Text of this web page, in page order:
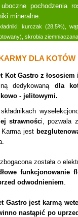
pochodzenia
mineralne.
kurczak (28,5%),
skrobia
DLA KOTÓW
Kot Gastro z łososiem
dedykowanądla
- jelitowymi.
strawności, pozwala
jest
została o
funkcjonowanie
odwodnieniem.
Gastro jestkarmą
nastąpić po